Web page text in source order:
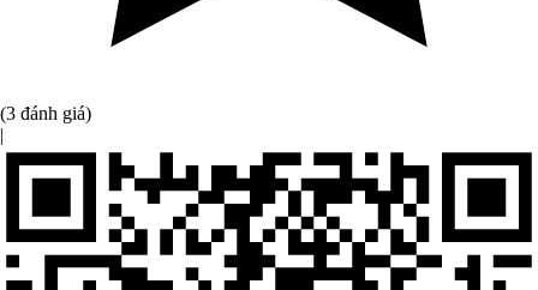
(3 đánh giá)
|